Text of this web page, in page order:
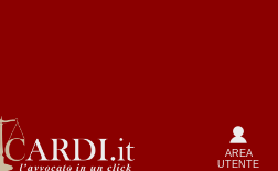
AREA
UTENTE